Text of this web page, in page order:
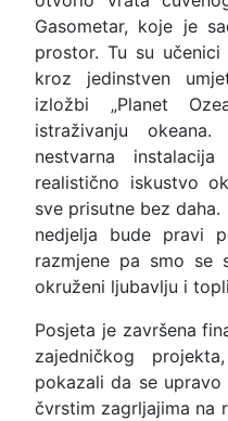
Gasometar, koje je
prostor. Tu su
kroz jedinstven
izložbi „Planet
istraživanju
nestvarna
realistično iskustvo
sve prisutne bez
nedjelja bude pravi
razmjene pa smo se
okruženi ljubavlju i
Posjeta je završena
zajedničkog
pokazali da se upravo
čvrstim zagrljajima na